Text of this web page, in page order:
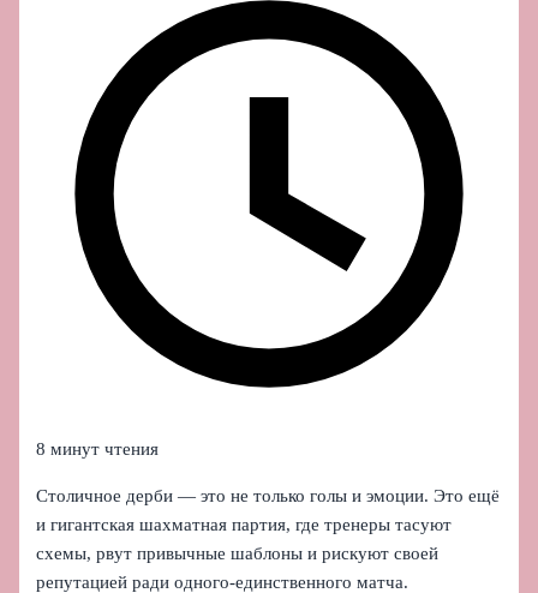
8 минут чтения
Столичное дерби — это не только голы и эмоции. Это ещё
и гигантская шахматная партия, где тренеры тасуют
схемы, рвут привычные шаблоны и рискуют своей
репутацией ради одного-единственного матча.